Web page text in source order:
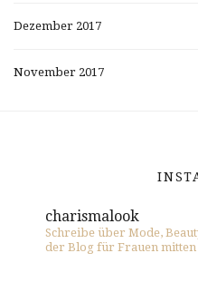
Dezember 2017
November 2017
charismalook
Schreibe über Mode,
der Blog für Frauen